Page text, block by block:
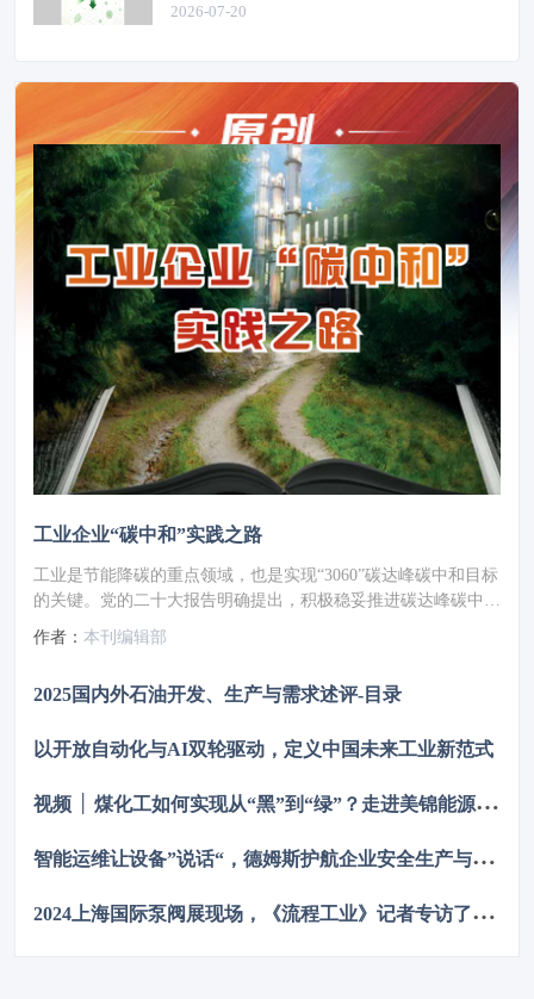
2026-07-20
工业企业“碳中和”实践之路
工业是节能降碳的重点领域，也是实现“3060”碳达峰碳中和目标
的关键。党的二十大报告明确提出，积极稳妥推进碳达峰碳中
和，推进降碳、减污、扩绿、增长，完善能源消耗总量和强度调
控，重点控制化石能源消费，逐步转向碳排放总量和强度“双
展方面的成就，了解当下的创新技术和应用，《流程工业》编辑
国内外优秀的工业企业分享观点和产业实践，为广大的流程工业
作者： 本刊编辑部
2025国内外石油开发、生产与需求述评-目录
以开放自动化与AI双轮驱动，定义中国未来工业新范式
视
频 │ 煤化工如何实现从“黑”到“绿”？走进美锦能源低碳发展标杆项目
智
能运维让设备”说话“，德姆斯护航企业安全生产与降本增效
2
024上海国际泵阀展现场，《流程工业》记者专访了中国善若泵业科技有限公司总经理 卢阳